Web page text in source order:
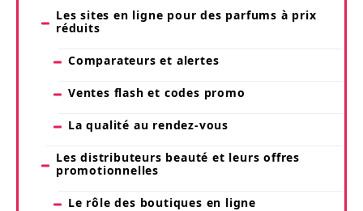
Les sites en ligne pour des parfums à prix
réduits
Comparateurs et alertes
Ventes flash et codes promo
La qualité au rendez-vous
Les distributeurs beauté et leurs offres
promotionnelles
Le rôle des boutiques en ligne